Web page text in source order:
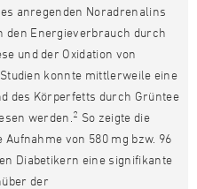
anregenden Noradrenalins
den Energieverbrauch durch
und der Oxidation von
konnte mittlerweile eine
des Körperfetts durch Grüntee
werden. 2 So zeigte die
von 580 mg bzw. 96
Diabetikern eine signifikante
der